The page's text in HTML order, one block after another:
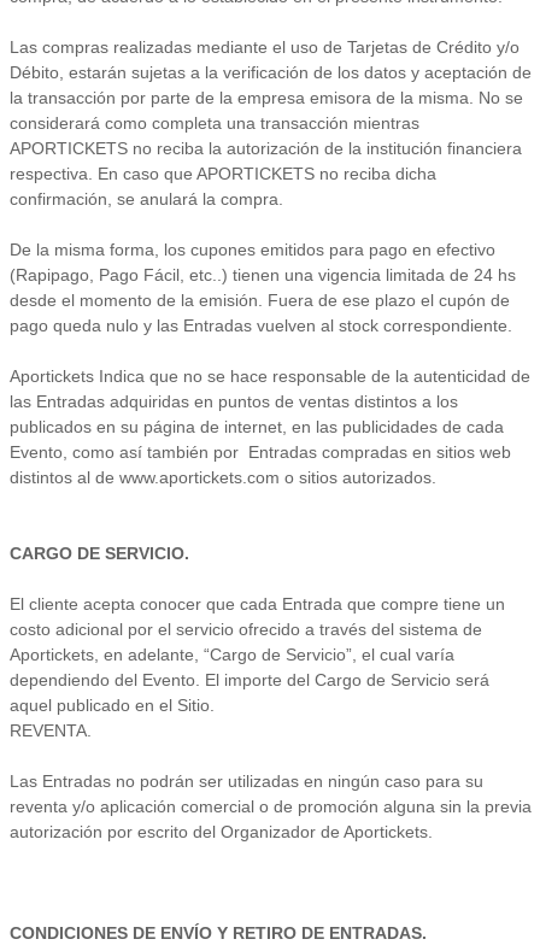
Las compras realizadas mediante el uso de Tarjetas de Crédito y/o
Débito, estarán sujetas a la verificación de los datos y aceptación de
la transacción por parte de la empresa emisora de la misma. No se
considerará como completa una transacción mientras
APORTICKETS no reciba la autorización de la institución financiera
respectiva. En caso que APORTICKETS no reciba dicha
confirmación, se anulará la compra.
De la misma forma, los cupones emitidos para pago en efectivo
(Rapipago, Pago Fácil, etc..) tienen una vigencia limitada de 24 hs
desde el momento de la emisión. Fuera de ese plazo el cupón de
pago queda nulo y las Entradas vuelven al stock correspondiente.
Aportickets Indica que no se hace responsable de la autenticidad de
las Entradas adquiridas en puntos de ventas distintos a los
publicados en su página de internet, en las publicidades de cada
Evento, como así también por Entradas compradas en sitios web
distintos al de www.aportickets.com o sitios autorizados.
CARGO DE SERVICIO.
El cliente acepta conocer que cada Entrada que compre tiene un
costo adicional por el servicio ofrecido a través del sistema de
Aportickets, en adelante, “Cargo de Servicio”, el cual varía
dependiendo del Evento. El importe del Cargo de Servicio será
aquel publicado en el Sitio.
REVENTA.
Las Entradas no podrán ser utilizadas en ningún caso para su
reventa y/o aplicación comercial o de promoción alguna sin la previa
autorización por escrito del Organizador de Aportickets.
CONDICIONES DE ENVÍO Y RETIRO DE ENTRADAS.